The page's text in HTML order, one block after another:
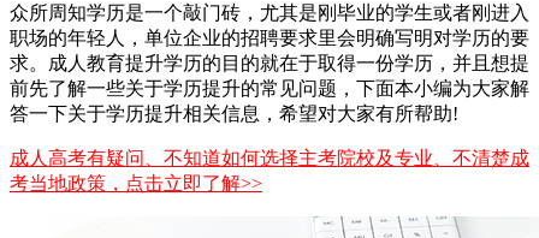
众所周知学历是一个敲门砖，尤其是刚毕业的学生或者刚进入
职场的年轻人，单位企业的招聘要求里会明确写明对学历的要
求。成人教育提升学历的目的就在于取得一份学历，并且想提
前先了解一些关于学历提升的常见问题，下面本小编为大家解
答一下关于学历提升相关信息，希望对大家有所帮助!
成人高考有疑问、不知道如何选择主考院校及专业、不清楚成
考当地政策，点击立即了解>>